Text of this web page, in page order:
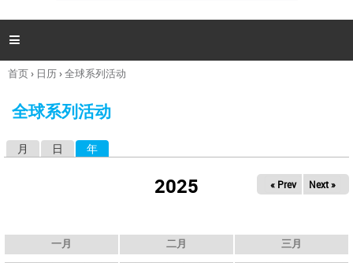

你
这
首页› 日历›全球系列活动
全球系列活动
月 日 年
2025 « Prev Next »
一月 二月 三月